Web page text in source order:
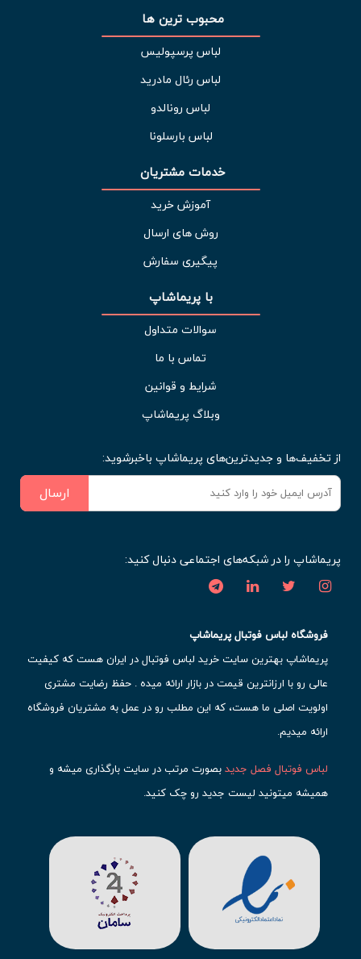
محبوب ترین ها
لباس پرسپولیس
لباس رئال مادرید
لباس رونالدو
لباس بارسلونا
خدمات مشتریان
آموزش خرید
روش های ارسال
پیگیری سفارش
با پریماشاپ
سوالات متداول
تماس با ما
شرایط و قوانین
وبلاگ پریماشاپ
از تخفیف‌ها و جدیدترین‌های پریماشاپ باخبرشوید:
ارسال
پریماشاپ را در شبکه‌های اجتماعی دنبال کنید:
فروشگاه لباس فوتبال پریماشاپ
پریماشاپ بهترین سایت خرید لباس فوتبال در ایران هست که کیفیت
عالی رو با ارزانترین قیمت در بازار ارائه میده . حفظ رضایت مشتری
اولویت اصلی ما هست، که این مطلب رو در عمل به مشتریان فروشگاه
ارائه میدیم.
لباس فوتبال فصل جدیدبصورت مرتب در سایت بارگذاری میشه و
همیشه میتونید لیست جدید رو چک کنید.
حتما مشاهده کنید که قطعا برای تیم های مطرح دنیای فوتبال، تعداد
بیشتری محصول موجود میشه. این مورد شامل
لباس رئال مادرید
لباس اینتر میامی لباس منچستر سیتی
آث میلان میشه.